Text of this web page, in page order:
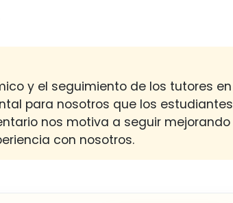
y el seguimiento de los tutores en
para nosotros que los estudiantes
nos motiva a seguir mejorando
con nosotros.